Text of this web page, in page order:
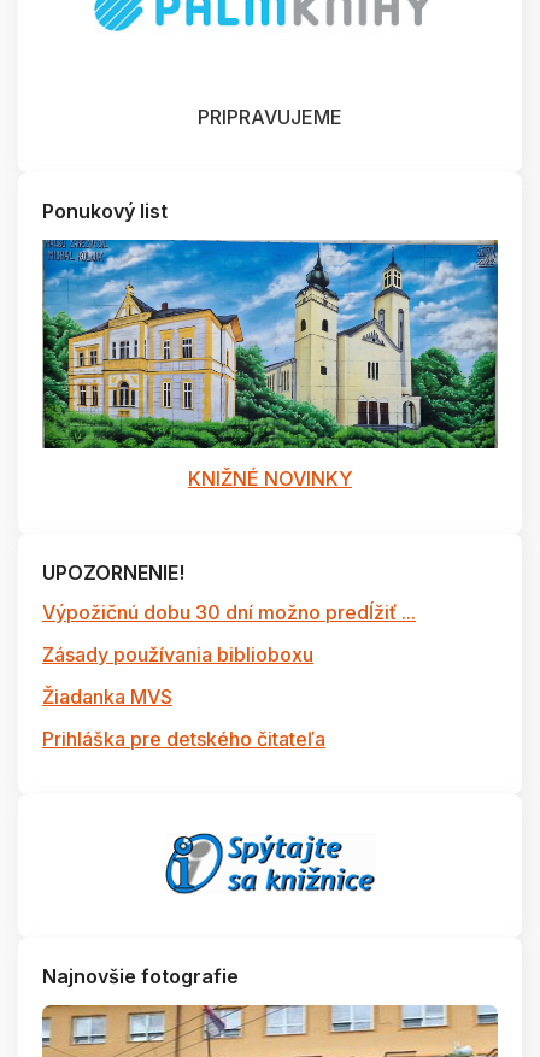
PRIPRAVUJEME
Ponukový list
KNIŽNÉ NOVINKY
UPOZORNENIE!
Výpožičnú dobu 30 dní možno predĺžiť ...
Zásady používania biblioboxu
Žiadanka MVS
Prihláška pre detského čitateľa
Najnovšie fotografie